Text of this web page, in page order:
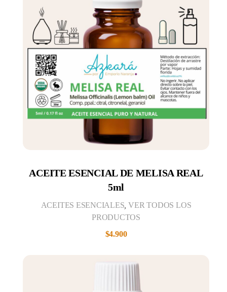
ACEITE ESENCIAL DE MELISA REAL
5ml
$4.900
ACEITES ESENCIALES ,VER TODOS LOS
PRODUCTOS